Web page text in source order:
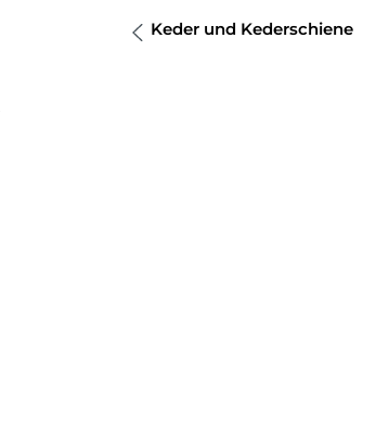
Keder und Kederschiene